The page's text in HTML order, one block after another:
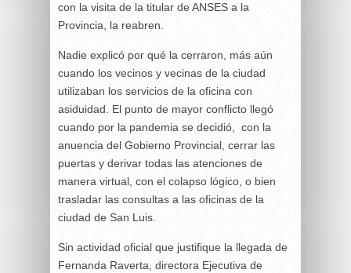
con la visita de la titular de ANSES a la
Provincia, la reabren.
Nadie explicó por qué la cerraron, más aún
cuando los vecinos y vecinas de la ciudad
utilizaban los servicios de la oficina con
asiduidad. El punto de mayor conflicto llegó
cuando por la pandemia se decidió, con la
anuencia del Gobierno Provincial, cerrar las
puertas y derivar todas las atenciones de
manera virtual, con el colapso lógico, o bien
trasladar las consultas a las oficinas de la
ciudad de San Luis.
Sin actividad oficial que justifique la llegada de
Fernanda Raverta, directora Ejecutiva de